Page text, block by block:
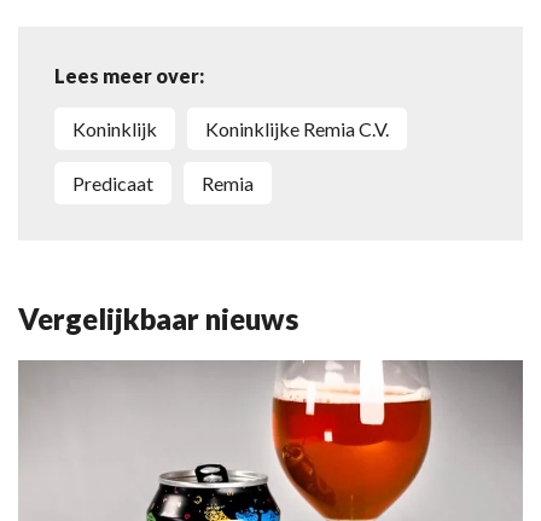
Lees meer over:
Koninklijk Koninklijke Remia C.V.
predicaat Remia
Vergelijkbaar nieuws